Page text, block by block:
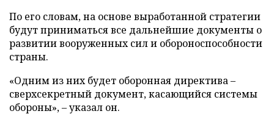
По его словам, на основе выработанной стратегии
будут приниматься все дальнейшие документы о
развитии вооруженных сил и обороноспособности
страны.
«Одним из них будет оборонная директива –
сверхсекретный документ, касающийся системы
обороны», – указал он.